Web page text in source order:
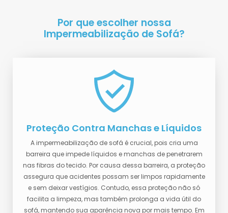
Por que escolher nossa
Impermeabilização de Sofá?
Proteção Contra Manchas e Líquidos
A impermeabilização de sofá é crucial, pois cria uma
barreira que impede líquidos e manchas de penetrarem
nas fibras do tecido. Por causa dessa barreira, a proteção
assegura que acidentes possam ser limpos rapidamente
e sem deixar vestígios. Contudo, essa proteção não só
facilita a limpeza, mas também prolonga a vida útil do
sofá, mantendo sua aparência nova por mais tempo. Em